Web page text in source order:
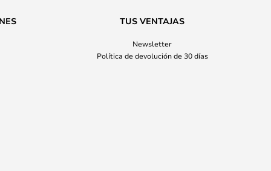
TUS VENTAJAS
Newsletter
Política de devolución de 30 días